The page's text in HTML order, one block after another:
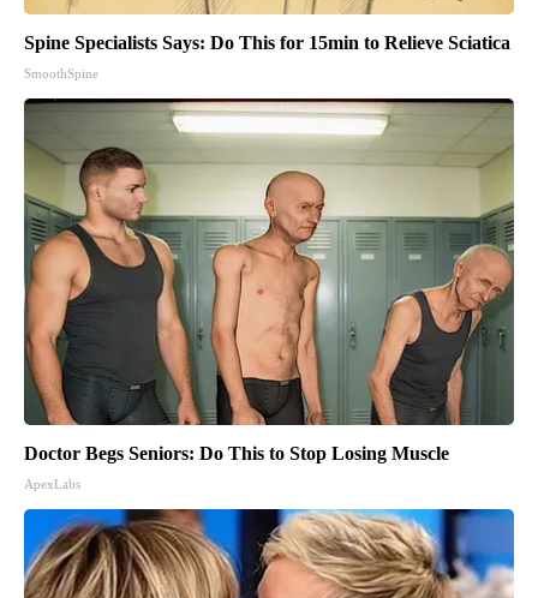
Spine Specialists Says: Do This for 15min to Relieve Sciatica
SmoothSpine
Doctor Begs Seniors: Do This to Stop Losing Muscle
ApexLabs